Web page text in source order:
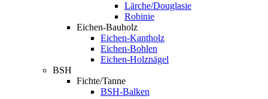
Lärche/Douglasie
Robinie
Eichen-Bauholz
Eichen-Kantholz
Eichen-Bohlen
Eichen-Holznägel
BSH
Fichte/Tanne
BSH-Balken